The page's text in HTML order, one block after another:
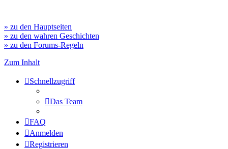
» zu den Hauptseiten
» zu den wahren Geschichten
» zu den Forums-Regeln
Zum Inhalt
Schnellzugriff
Das Team
FAQ
Anmelden
Registrieren